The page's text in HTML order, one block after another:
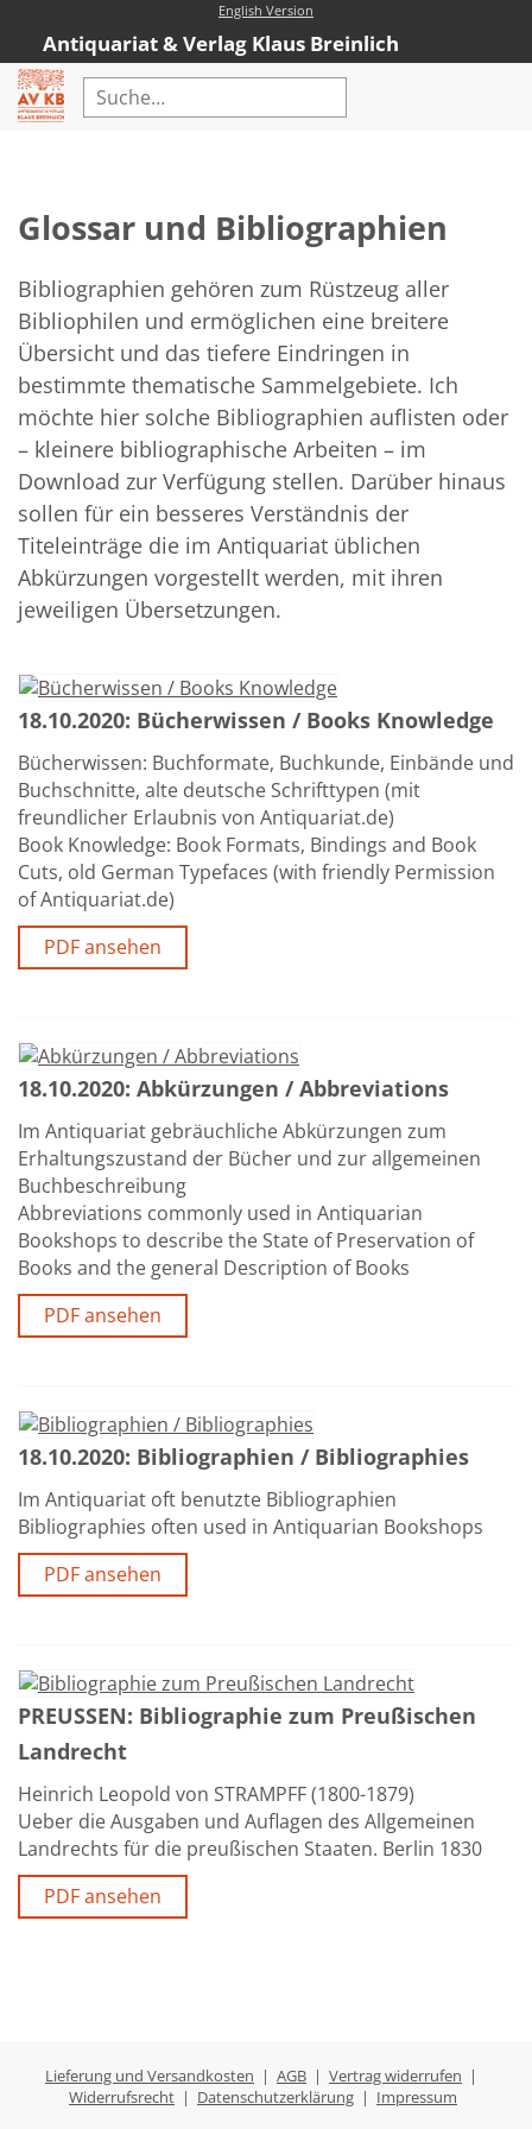
English Version
Antiquariat & Verlag Klaus Breinlich
Antiquariat
Kataloge
Neubücher
AVKB-Edition
AVKB-Edition Downloads
Buchempfehlungen
Neubuchsortiment
Über uns
Aktuelles
Buchbinderei und Restauration
Glossar und Bibliographien
Warenkorb
Kontakt
Newsletter
Glossar und Bibliographien
Bibliographien gehören zum Rüstzeug aller
Bibliophilen und ermöglichen eine breitere
Übersicht und das tiefere Eindringen in
bestimmte thematische Sammelgebiete. Ich
möchte hier solche Bibliographien auflisten oder
– kleinere bibliographische Arbeiten – im
Download zur Verfügung stellen. Darüber hinaus
sollen für ein besseres Verständnis der
Titeleinträge die im Antiquariat üblichen
Abkürzungen vorgestellt werden, mit ihren
jeweiligen Übersetzungen.
18.10.2020: Bücherwissen / Books Knowledge
Bücherwissen: Buchformate, Buchkunde, Einbände und
Buchschnitte, alte deutsche Schrifttypen (mit
freundlicher Erlaubnis von Antiquariat.de)
Book Knowledge: Book Formats, Bindings and Book
Cuts, old German Typefaces (with friendly Permission
of Antiquariat.de)
PDF ansehen
18.10.2020: Abkürzungen / Abbreviations
Im Antiquariat gebräuchliche Abkürzungen zum
Erhaltungszustand der Bücher und zur allgemeinen
Buchbeschreibung
Abbreviations commonly used in Antiquarian
Bookshops to describe the State of Preservation of
Books and the general Description of Books
PDF ansehen
18.10.2020: Bibliographien / Bibliographies
Im Antiquariat oft benutzte Bibliographien
Bibliographies often used in Antiquarian Bookshops
PDF ansehen
PREUSSEN: Bibliographie zum Preußischen
Landrecht
Heinrich Leopold von STRAMPFF (1800-1879)
Ueber die Ausgaben und Auflagen des Allgemeinen
Landrechts für die preußischen Staaten. Berlin 1830
PDF ansehen
Lieferung und Versandkosten | AGB | Vertrag widerrufen |
Widerrufsrecht | Datenschutzerklärung | Impressum